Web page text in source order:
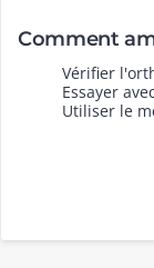
Comment
Vérifier
Essayer
Utiliser le